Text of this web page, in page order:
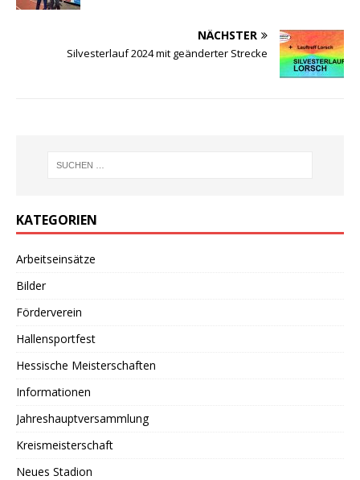
NÄCHSTER
Silvesterlauf 2024 mit geänderter Strecke
KATEGORIEN
Arbeitseinsätze
Bilder
Förderverein
Hallensportfest
Hessische Meisterschaften
Informationen
Jahreshauptversammlung
Kreismeisterschaft
Neues Stadion